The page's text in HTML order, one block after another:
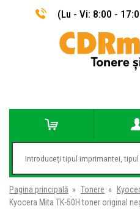
(Lu - Vi: 8:00 -
Pagina principală » Tonere »
Kyocera Mita TK-50H toner original